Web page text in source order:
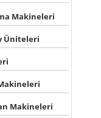
Makineleri
Üniteleri
Makineleri